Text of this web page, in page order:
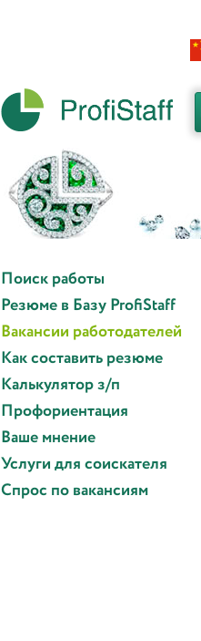
Поиск работы
Резюме в Базу ProfiStaff
Вакансии работодателей
Как составить резюме
Калькулятор з/п
Профориентация
Ваше мнение
Услуги для соискателя
Спрос по вакансиям